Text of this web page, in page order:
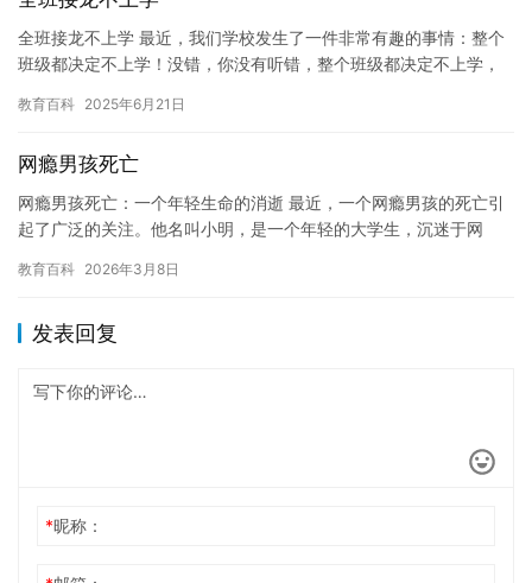
全班接龙不上学 最近，我们学校发生了一件非常有趣的事情：整个
班级都决定不上学！没错，你没有听错，整个班级都决定不上学，
差，…
教育百科 2025年6月21日
网瘾男孩死亡
网瘾男孩死亡：一个年轻生命的消逝 最近，一个网瘾男孩的死亡引
起了广泛的关注。他名叫小明，是一个年轻的大学生，沉迷于网
的健康…
教育百科 2026年3月8日
发表回复
*昵称：